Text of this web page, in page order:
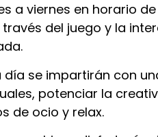
a viernes en horario
del juego y la
día se impartirán con
potenciar la
de ocio y relax.